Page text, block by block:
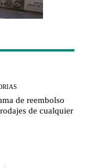
de reembolso
de cualquier